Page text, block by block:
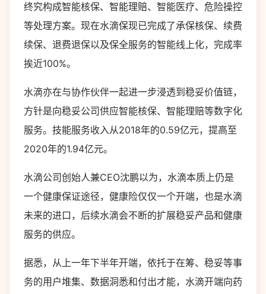
终究构成智能核保、智能理赔、智能医疗、危险操控
等处理方案。现在水滴保现已完成了承保核保、续费
续保、退费退保以及保全服务的智能线上化，完成率
挨近100%。
水滴亦在与协作伙伴一起进一步浸透到稳妥价值链，
方针是向稳妥公司供应智能核保、智能理赔等数字化
服务。技能服务收入从2018年的0.59亿元，提高至
2020年的1.94亿元。
水滴公司创始人兼CEO沈鹏以为，水滴本质上仍是
一个健康保证途径，健康险仅仅一个开端，也是水滴
未来的进口，后续水滴会不断的扩展稳妥产品和健康
服务的供应。
据悉，从上一年下半年开端，依托于在筹、稳妥等事
务的用户堆集、数据洞悉和付出才能，水滴开端向药